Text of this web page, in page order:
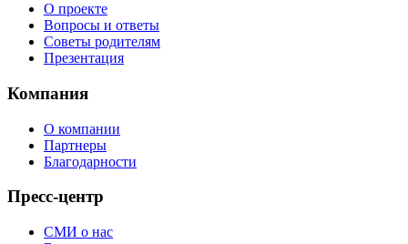
О проекте
Вопросы и ответы
Советы родителям
Презентация
Компания
О компании
Партнеры
Благодарности
Пресс-центр
СМИ о нас